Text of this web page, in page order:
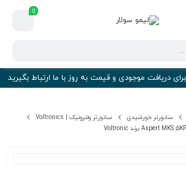
0
سانورتر خورشیدی
سانورتر ولترونیک | Voltronics